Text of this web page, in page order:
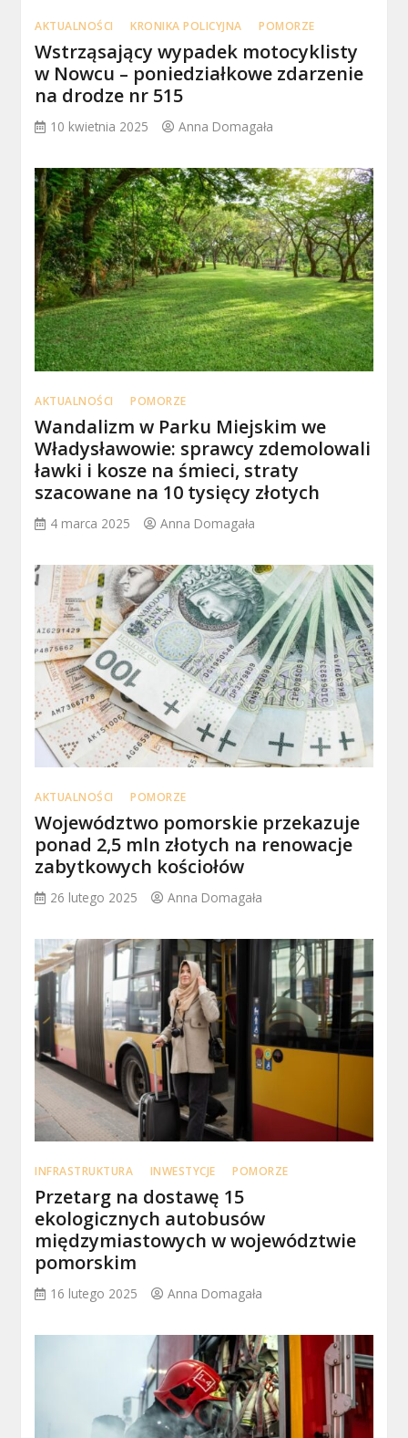
AKTUALNOŚCI KRONIKA POLICYJNA POMORZE
Wstrząsający wypadek motocyklisty
w Nowcu – poniedziałkowe zdarzenie
na drodze nr 515
10 kwietnia 2025 Anna Domagała
AKTUALNOŚCI POMORZE
Wandalizm w Parku Miejskim we
Władysławowie: sprawcy zdemolowali
ławki i kosze na śmieci, straty
szacowane na 10 tysięcy złotych
4 marca 2025 Anna Domagała
AKTUALNOŚCI POMORZE
Województwo pomorskie przekazuje
ponad 2,5 mln złotych na renowacje
zabytkowych kościołów
26 lutego 2025 Anna Domagała
INFRASTRUKTURA INWESTYCJE POMORZE
Przetarg na dostawę 15
ekologicznych autobusów
międzymiastowych w województwie
pomorskim
16 lutego 2025 Anna Domagała